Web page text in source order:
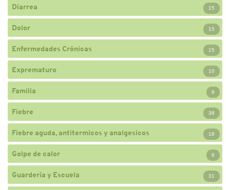
Diarrea 15
Dolor 15
Enfermedades Crónicas 15
Exprematuro 10
Familia 9
Fiebre 38
Fiebre aguda, antitermicos y analgesicos 18
Golpe de calor 6
Guardería y Escuela 31